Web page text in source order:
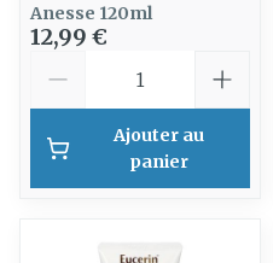
Anesse 120ml
12,99 €
Ajouter au
panier